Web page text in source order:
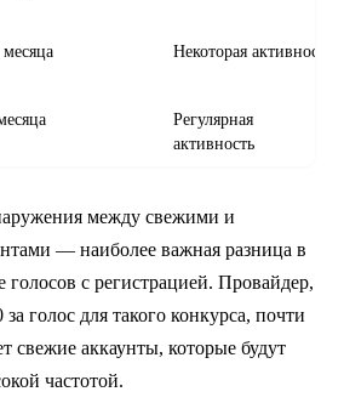
месяца Некоторая активность
Регулярная
активность
между свежими и
— наиболее важная разница в
голосов с регистрацией. Провайдер,
голос для такого конкурса, почти
свежие аккаунты, которые будут
частотой.